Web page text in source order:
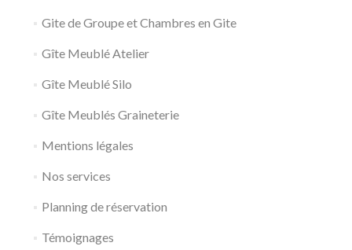
Gite de Groupe et Chambres en Gite
Gîte Meublé Atelier
Gîte Meublé Silo
Gîte Meublés Graineterie
Mentions légales
Nos services
Planning de réservation
Témoignages